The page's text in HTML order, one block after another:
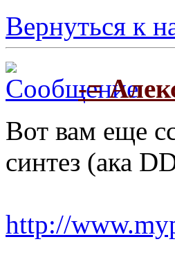
Вернуться к
-=
Вот вам еще
синтез (ака
http://